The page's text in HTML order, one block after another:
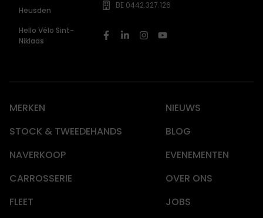
Heusden
Hello Vélo Sint-
Niklaas
BE 0442.327.126
MERKEN
NIEUWS
STOCK & TWEEDEHANDS
BLOG
NAVERKOOP
EVENEMENTEN
CARROSSERIE
OVER ONS
FLEET
JOBS